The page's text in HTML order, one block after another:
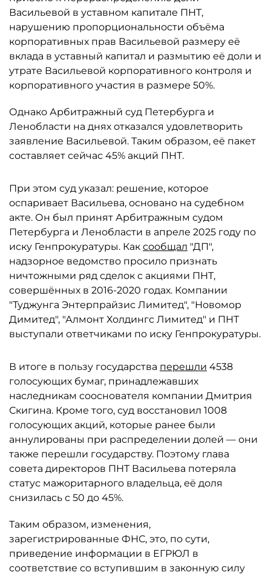
Васильевой в уставном капитале ПНТ,
нарушению пропорциональности объёма
корпоративных прав Васильевой размеру её
вклада в уставный капитал и размытию её доли и
утрате Васильевой корпоративного контроля и
корпоративного участия в размере 50%.
Однако Арбитражный суд Петербурга и
Ленобласти на днях отказался удовлетворить
заявление Васильевой. Таким образом, её пакет
составляет сейчас 45% акций ПНТ.
При этом суд указал: решение, которое
оспаривает Васильева, основано на судебном
акте. Он был принят Арбитражным судом
Петербурга и Ленобласти в апреле 2025 году по
иску Генпрокуратуры. Как сообщал "ДП",
надзорное ведомство просило признать
ничтожными ряд сделок с акциями ПНТ,
совершённых в 2016-2020 годах. Компании
"Туджунга Энтерпрайзис Лимитед", "Новомор
Димитед", "Алмонт Холдингс Лимитед" и ПНТ
выступали ответчиками по иску Генпрокуратуры.
В итоге в пользу государства перешли 4538
голосующих бумаг, принадлежавших
наследникам сооснователя компании Дмитрия
Скигина. Кроме того, суд восстановил 1008
голосующих акций, которые ранее были
аннулированы при распределении долей — они
также перешли государству. Поэтому глава
совета директоров ПНТ Васильева потеряла
статус мажоритарного владельца, её доля
снизилась с 50 до 45%.
Таким образом, изменения,
зарегистрированные ФНС, это, по сути,
приведение информации в ЕГРЮЛ в
соответствие со вступившим в законную силу